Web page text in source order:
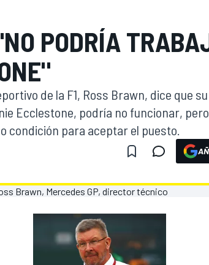
PODRÍA
de la F1, Ross Brawn, dice que
Ecclestone, podría no funcionar,
condición para aceptar el puesto.